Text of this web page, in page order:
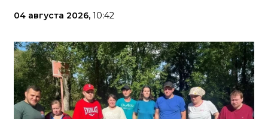
04 августа 2026, 10:42